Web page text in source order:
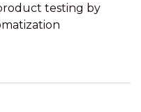
testing by